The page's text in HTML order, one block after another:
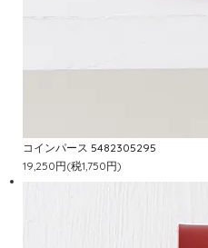
コインパース 5482305295
19,250円(税1,750円)